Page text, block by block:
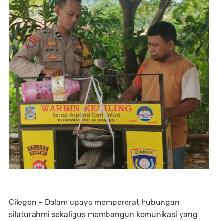
Cilegon – Dalam upaya mempererat hubungan
silaturahmi sekaligus membangun komunikasi yang